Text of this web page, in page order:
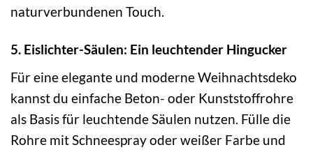
naturverbundenen Touch.
5. Eislichter-Säulen: Ein leuchtender Hingucker
Für eine elegante und moderne Weihnachtsdeko
kannst du einfache Beton- oder Kunststoffrohre
als Basis für leuchtende Säulen nutzen. Fülle die
Rohre mit Schneespray oder weißer Farbe und